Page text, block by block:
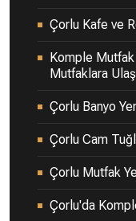
Çorlu Kafe ve
Komple
Mutfaklara
Çorlu Banyo
Çorlu Cam
Çorlu Mutfak
Çorlu'da